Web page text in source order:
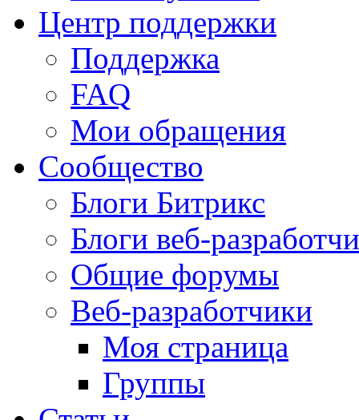
Центр поддержки
Поддержка
FAQ
Мои обращения
Сообщество
Блоги Битрикс
Блоги веб-
Общие форумы
Веб-разработчики
Моя страница
Группы